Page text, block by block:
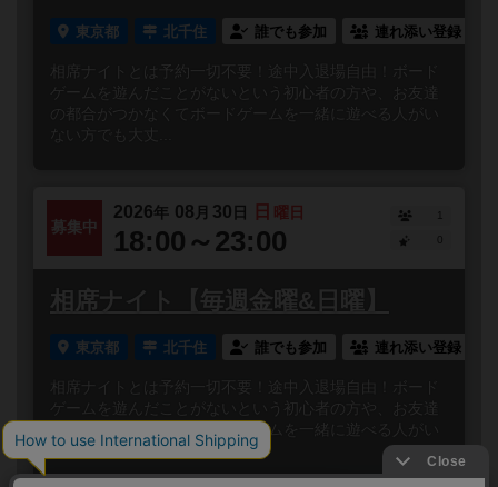
東京都 北千住 誰でも参加 連れ添い登録
相席ナイトとは予約一切不要！途中入退場自由！ボード
ゲームを遊んだことがないという初心者の方や、お友達
の都合がつかなくてボードゲームを一緒に遊べる人がい
ない方でも大丈...
募集中
2026年 08 月 30 日 日 曜日
18:00～23:00
1
相席ナイト【毎週金曜&日曜】
東京都 北千住 誰でも参加 連れ添い登録
相席ナイトとは予約一切不要！途中入退場自由！ボード
ゲームを遊んだことがないという初心者の方や、お友達
の都合がつかなくてボードゲームを一緒に遊べる人がい
ない方でも大丈...
閉じる